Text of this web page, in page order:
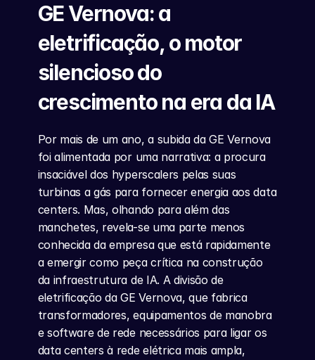
GE Vernova: a
eletrificação, o motor
silencioso do
crescimento na era da IA
Por mais de um ano, a subida da GE Vernova
foi alimentada por uma narrativa: a procura
insaciável dos hyperscalers pelas suas
turbinas a gás para fornecer energia aos data
centers. Mas, olhando para além das
manchetes, revela-se uma parte menos
conhecida da empresa que está rapidamente
a emergir como peça crítica na construção
da infraestrutura de IA. A divisão de
eletrificação da GE Vernova, que fabrica
transformadores, equipamentos de manobra
e software de rede necessários para ligar os
data centers à rede elétrica mais ampla,